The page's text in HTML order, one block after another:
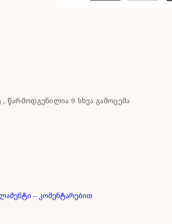
, წარმოდგენილია 9 სხვა გამოცემა
– კომენტარებით